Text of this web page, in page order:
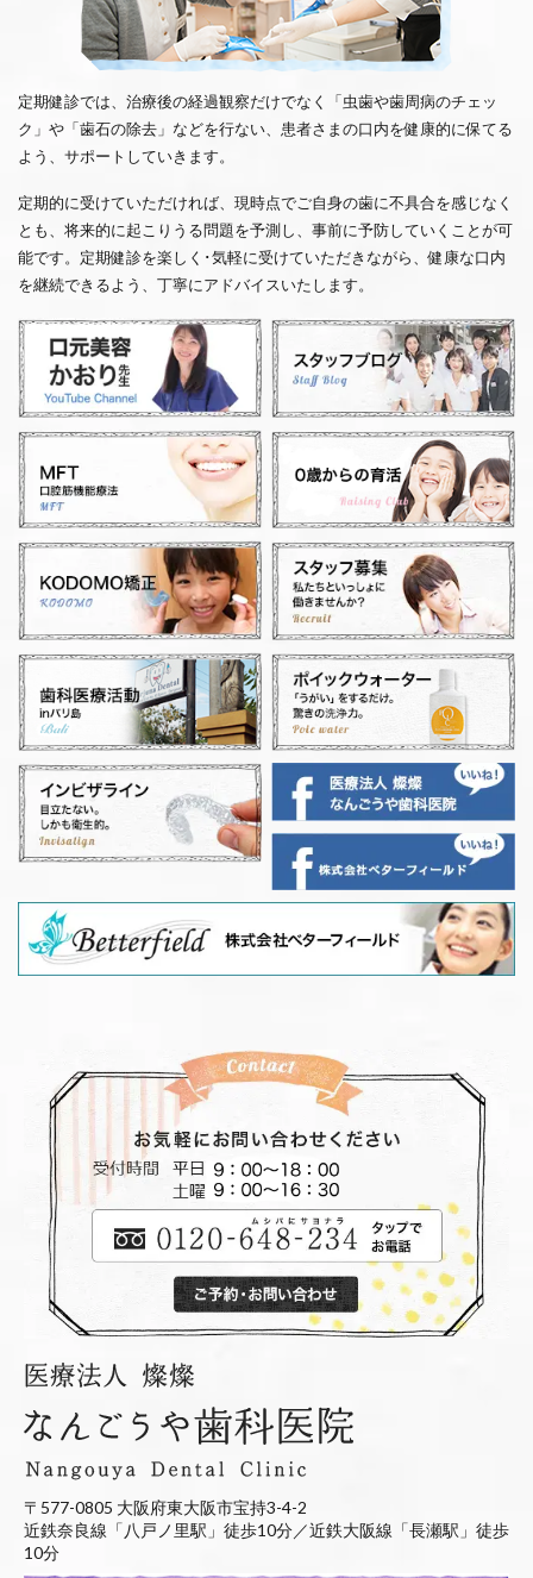
定期健診では、治療後の経過観察だけでなく「虫歯や歯周病のチェッ
ク」や「歯石の除去」などを行ない、患者さまの口内を健康的に保てる
よう、サポートしていきます。
定期的に受けていただければ、現時点でご自身の歯に不具合を感じなく
とも、将来的に起こりうる問題を予測し、事前に予防していくことが可
能です。定期健診を楽しく･気軽に受けていただきながら、健康な口内
を継続できるよう、丁寧にアドバイスいたします。
〒577-0805 大阪府東大阪市宝持3-4-2
近鉄奈良線「八戸ノ里駅」徒歩10分／近鉄大阪線「長瀬駅」徒歩
10分